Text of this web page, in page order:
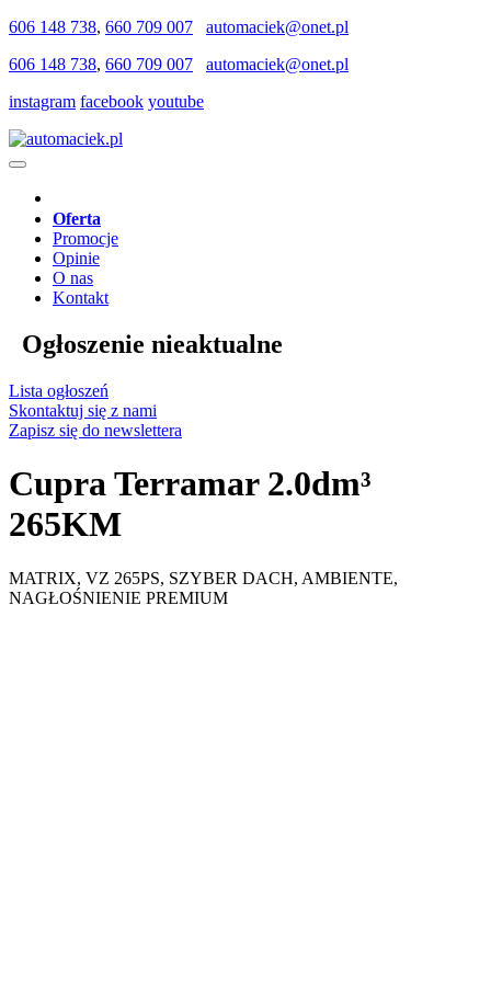
606 148 738, 660 709 007
automaciek@onet.pl
606 148 738, 660 709 007
automaciek@onet.pl
instagram facebook youtube
Oferta
Promocje
Opinie
O nas
Kontakt
Ogłoszenie nieaktualne
Lista ogłoszeń
Skontaktuj się z nami
Zapisz się do newslettera
Cupra Terramar 2.0dm³
265KM
MATRIX, VZ 265PS, SZYBER DACH, AMBIENTE,
NAGŁOŚNIENIE PREMIUM